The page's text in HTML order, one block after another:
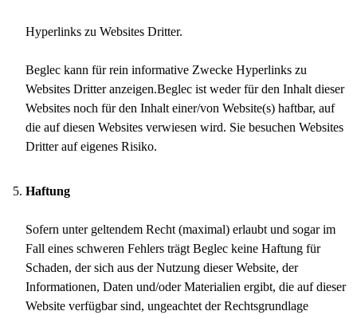
Hyperlinks zu Websites Dritter.
Beglec kann für rein informative Zwecke Hyperlinks zu
Websites Dritter anzeigen.Beglec ist weder für den Inhalt dieser
Websites noch für den Inhalt einer/von Website(s) haftbar, auf
die auf diesen Websites verwiesen wird. Sie besuchen Websites
Dritter auf eigenes Risiko.
Haftung
Sofern unter geltendem Recht (maximal) erlaubt und sogar im
Fall eines schweren Fehlers trägt Beglec keine Haftung für
Schaden, der sich aus der Nutzung dieser Website, der
Informationen, Daten und/oder Materialien ergibt, die auf dieser
Website verfügbar sind, ungeachtet der Rechtsgrundlage